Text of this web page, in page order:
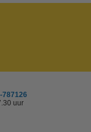
787126
uur